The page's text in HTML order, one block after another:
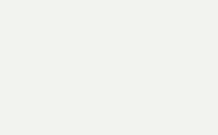
。
請を承認しないことがあり、その理由